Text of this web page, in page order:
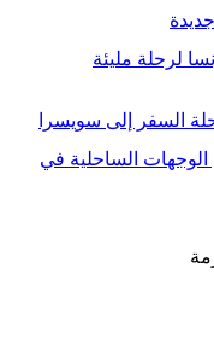
لرحلة مليئة
الساحلية في